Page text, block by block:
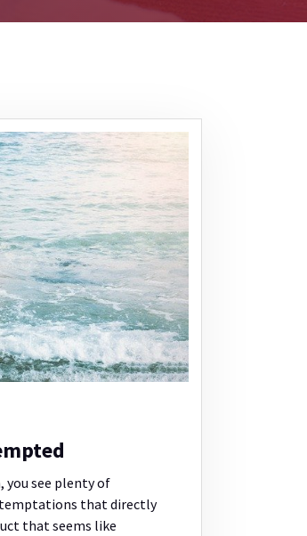
you see plenty of
temptations that directly
that seems like